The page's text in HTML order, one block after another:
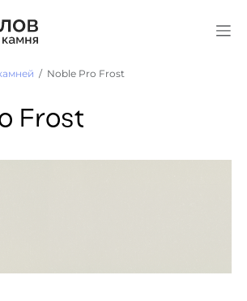
Noble Pro Frost
Frost